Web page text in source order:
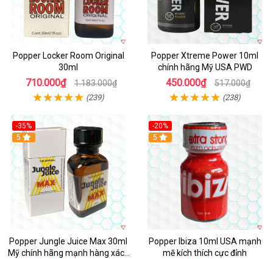
Popper Locker Room Original
30ml
710.000₫ 1.183.000₫
(239)
Popper Xtreme Power 10ml
chính hãng Mỹ USA PWD
450.000₫ 517.000₫
(238)
-35%
5
Popper Jungle Juice Max 30ml
Mỹ chính hãng mạnh hàng xách
-20%
5
Popper Ibiza 10ml USA mạnh
mẽ kích thích cực đỉnh